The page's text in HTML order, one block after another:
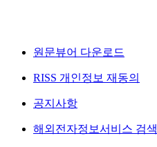
원문뷰어 다운로드
RISS 개인정보 재동의
공지사항
해외전자정보서비스 검색